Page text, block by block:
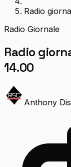
Radio
Radio Giornale
Radio
14.00
Anthony